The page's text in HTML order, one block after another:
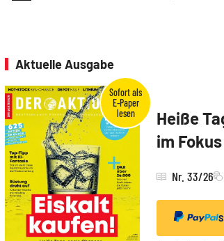
Aktuelle Ausgabe
Heiße
im Fokus
Nr. 33/26